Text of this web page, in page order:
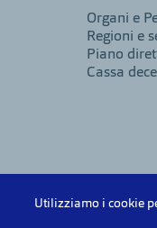
Organi e
Regioni e
Piano
Cassa
Utilizziamo i cookie